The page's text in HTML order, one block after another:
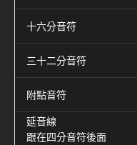
十六分音符
三十二分音符
附點音符
延音線
跟在四分音符後面